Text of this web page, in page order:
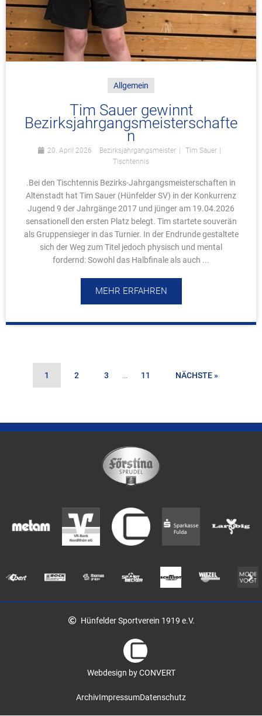
Allgemein
Tim Sauer gewinnt
Bezirksjahrgangsmeisterschafte
n
20. April 2026 Bezirksjahrgangsmeister
Tim Sauer
Tischtennis
.Bei den Tischtennis Bezirks-Jahrgangsmeisterschaften in
Altenstadt hat Tim Sauer (Hünfelder SV) in der Konkurrenz
Jugend 9 der Jahrgänge 2017 und jünger am 19.04.2026
sensationell den ersten Platz belegt. Tim startete souverän
als Gruppensieger in das Turnier. In der Endrunde gestaltete
sich der Weg zum Titel jedoch physisch und mental
fordernd: Sowohl das Halbfinale als auch ...
MEHR ERFAHREN
1 2 3 … 11 NÄCHSTE »
Hünfelder Sportverein 1919 e.V.
Webdesign by CONVERT
ArchivImpressumDatenschutz